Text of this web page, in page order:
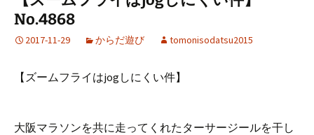
ツ
へ
ッ
No.4868
2017-11-29 からだ遊び tomonisodatsu2015
【ズームフライはjogしにくい件】
大阪マラソンを共に走ってくれたターサージールを干し